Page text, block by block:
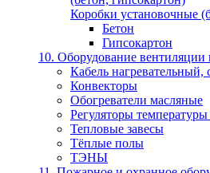
Коробки установочные
Бетон
Гипсокартон
10. Оборудование вентиляции
Кабель
Конвекторы
Обогреватели масляные
Регуляторы
Тепловые завесы
Тёплые полы
ТЭНЫ